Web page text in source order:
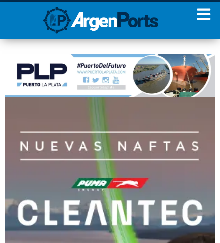
¡Sumate a nuestro
Newsletter!
Nombre Apellidos
Estoy de acuerdo con las
condiciones y políticas de
privacidad.